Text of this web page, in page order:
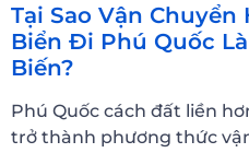
Tại Sao Vận
Biển Đi Phú Quốc
Biến?
Phú Quốc cách đất liền
trở thành phương thức